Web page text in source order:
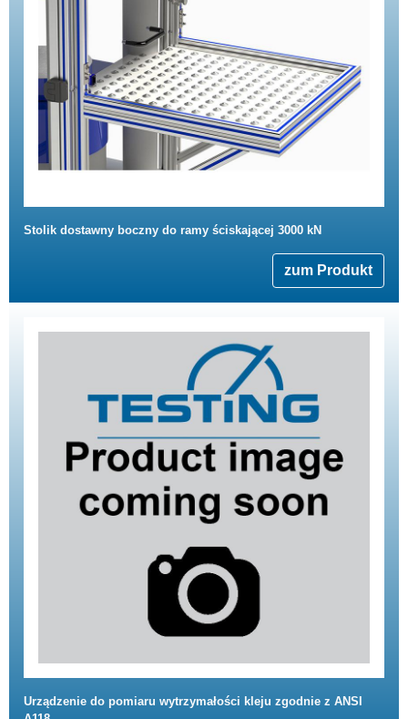
Stolik dostawny boczny do ramy ściskającej 3000 kN
zum Produkt
Urządzenie do pomiaru wytrzymałości kleju zgodnie z ANSI